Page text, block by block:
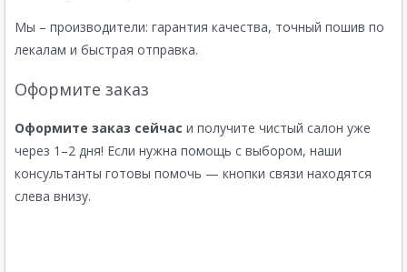
Мы – производители: гарантия качества, точный пошив по
лекалам и быстрая отправка.
Оформите заказ
Оформите заказ сейчас и получите чистый салон уже
через 1–2 дня! Если нужна помощь с выбором, наши
консультанты готовы помочь — кнопки связи находятся
слева внизу.